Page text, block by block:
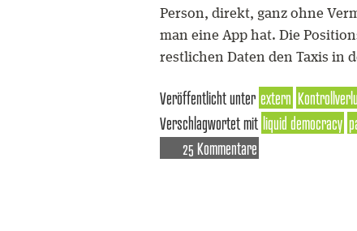
Person, direkt, ganz ohne
man eine App hat. Die
restlichen Daten den Taxis in
Veröffentlicht unter extern
Verschlagwortet mit liquid democracy
25 Kommentare